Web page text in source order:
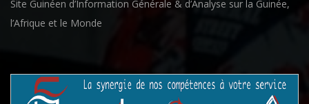
Site Guinéen d’Information Générale & d’Analyse sur la Guinée,
l’Afrique et le Monde